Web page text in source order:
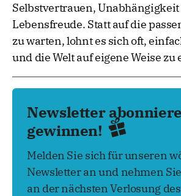
Selbstvertrauen,
Lebensfreude. Statt auf die
zu warten, lohnt es sich oft,
und die Welt auf eigene Weise zu
Newsletter
gewinnen!
Melden Sie sich für unseren
Newsletter an und nehmen
an der nächsten Verlosung